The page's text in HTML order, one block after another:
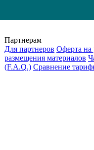
Партнерам
Для партнеров Оферта на
размещения материалов
(F.A.Q.) Cравнение